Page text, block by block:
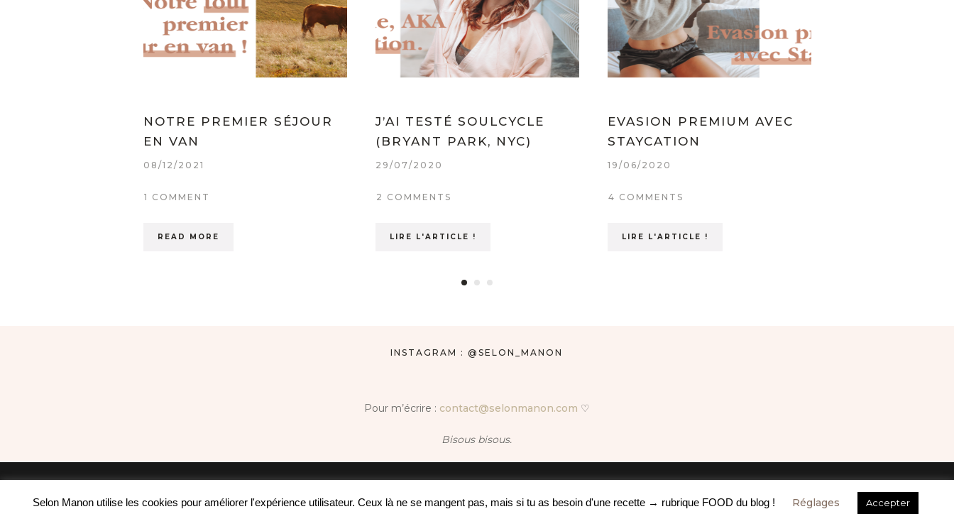
NOTRE PREMIER SÉJOUR
EN VAN
08/12/2021
1 COMMENT
READ MORE
J’AI TESTÉ SOULCYCLE
(BRYANT PARK, NYC)
29/07/2020
2 COMMENTS
LIRE L'ARTICLE !
EVASION PREMIUM AVEC
STAYCATION
19/06/2020
4 COMMENTS
LIRE L'ARTICLE !
INSTAGRAM : @SELON_MANON
Pour m’écrire : contact@selonmanon.com ♡
Bisous bisous.
Selon Manon utilise les cookies pour améliorer l'expérience utilisateur. Ceux là ne se mangent pas, mais si tu as besoin d'une recette → rubrique FOOD du blog ! Réglages Accepter